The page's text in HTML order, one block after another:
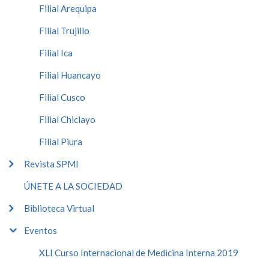
Filial Arequipa
Filial Trujillo
Filial Ica
Filial Huancayo
Filial Cusco
Filial Chiclayo
Filial Piura
Revista SPMI
ÚNETE A LA SOCIEDAD
Biblioteca Virtual
Eventos
XLI Curso Internacional de Medicina Interna 2019